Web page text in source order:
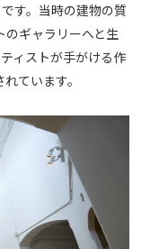
す。当時の建物の質
のギャラリーへと生
ィストが手がける作
ています。